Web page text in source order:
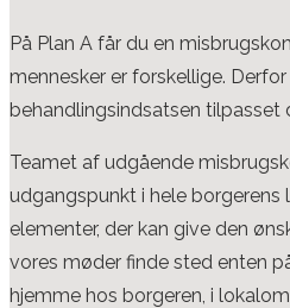
På Plan A får du en
mennesker er forskellige.
behandlingsindsatsen tilpasset
Teamet af udgående
udgangspunkt i hele
elementer, der kan give den
vores møder finde sted enten
hjemme hos borgeren, i